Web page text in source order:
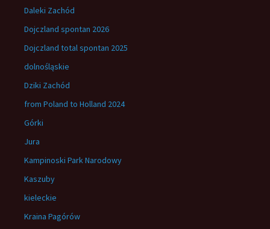
Daleki Zachód
Dojczland spontan 2026
Dojczland total spontan 2025
dolnośląskie
Dziki Zachód
from Poland to Holland 2024
Górki
Jura
Kampinoski Park Narodowy
Kaszuby
kieleckie
Kraina Pagórów